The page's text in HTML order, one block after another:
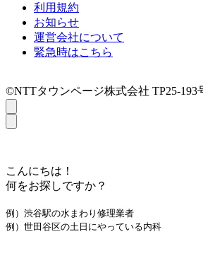
利用規約
お知らせ
運営会社について
緊急時はこちら
©NTTタウンページ株式会社 TP25-193
こんにちは！
何をお探しですか？
例）渋谷駅の水まわり修理業者
例）世田谷区の土日にやっている内科